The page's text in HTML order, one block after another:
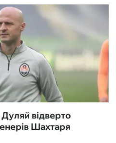
відверто
Шахтаря